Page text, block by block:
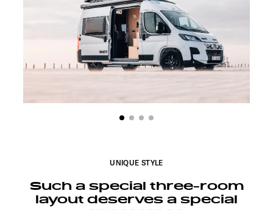
UNIQUE STYLE
Such a special three-room
layout deserves a special